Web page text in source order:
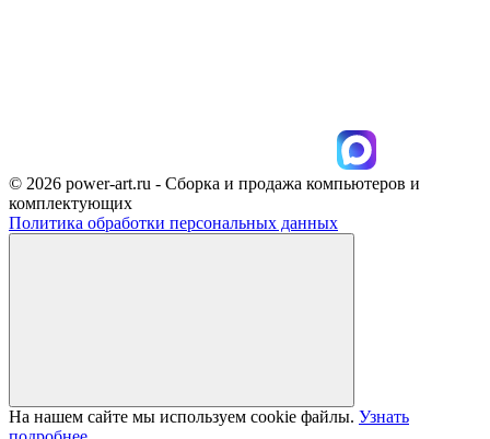
© 2026 power-art.ru - Сборка и продажа компьютеров и
комплектующих
Политика обработки персональных данных
На нашем сайте мы используем cookie файлы. Узнать